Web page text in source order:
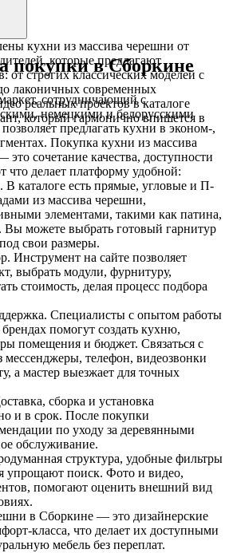
кухни из массива черешни от
которые предлагают
от строгих классических моделей с
лаконичных современных
реальных проектов в каталоге
который гармонично впишется в
покупки в Сборкине
сотрудничающий с
немецкими и белорусскими
предлагать кухни в эконом-,
Покупка кухни из массива
сочетание качества, доступности
что делает платформу удобной:
В каталоге есть прямые, угловые и П-
из массива черешни,
элементами, такими как патина,
можете выбрать готовый гарнитур
свои размеры.
Инструмент на сайте позволяет
выбрать модули, фурнитуру,
стоимость, делая процесс подбора
Специалисты с опытом работы
помогут создать кухню,
помещения и бюджет. Связаться с
телефон, видеозвонки
а мастер выезжает для точных
сборка и установка
и в срок. После покупки
по уходу за деревянными
обслуживание.
структура, удобные фильтры
упрощают поиск. Фото и видео,
помогают оценить внешний вид
в Сборкине — это дизайнерские
класса, что делает их доступными
мебель без переплат.